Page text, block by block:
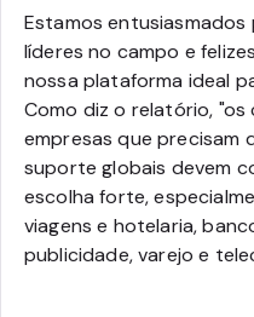
Estamos
líderes no campo e
nossa plataforma ideal
Como diz o relatório, "os
empresas que precisam
suporte globais devem
escolha forte,
viagens e hotelaria,
publicidade, varejo e